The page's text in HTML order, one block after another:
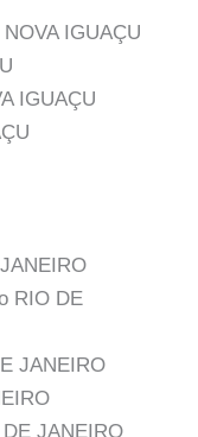
IGUAÇU
IGUAÇU
RIO DE
JANEIRO
JANEIRO